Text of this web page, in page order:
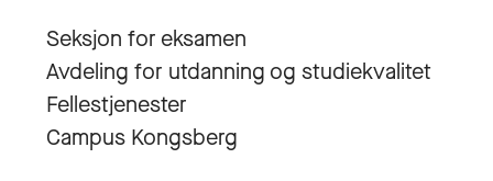
Seksjon for eksamen
Avdeling for utdanning og studiekvalitet
Fellestjenester
Campus Kongsberg